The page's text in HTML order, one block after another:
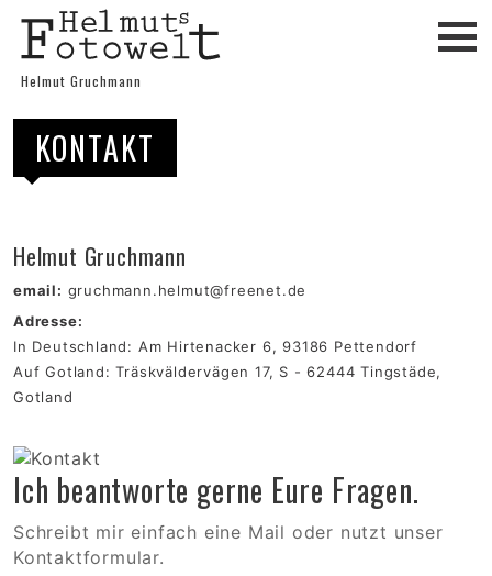
Helmut Gruchmann
KONTAKT
Helmut Gruchmann
email: gruchmann.helmut@freenet.de
Adresse:
In Deutschland: Am Hirtenacker 6, 93186 Pettendorf
Auf Gotland: Träskväldervägen 17, S - 62444 Tingstäde,
Gotland
Ich beantworte gerne Eure Fragen.
Schreibt mir einfach eine Mail oder nutzt unser
Kontaktformular.